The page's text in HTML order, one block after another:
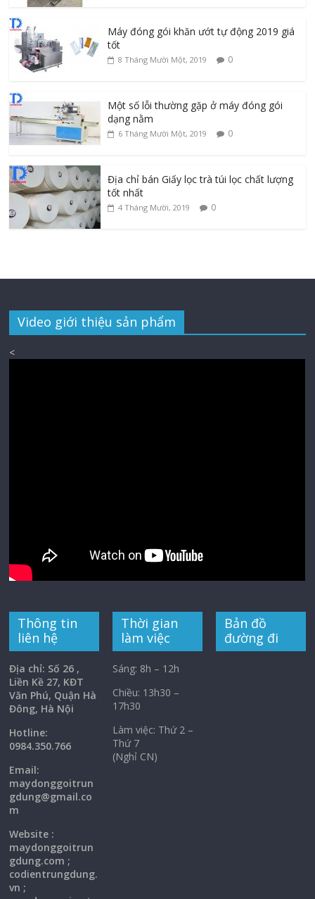
Máy đóng gói khăn ướt tự động 2019 giá
tốt
8 Tháng Mười Một, 2019 0
Một số lỗi thường gặp ở máy đóng gói
dạng nằm
6 Tháng Mười Một, 2019 0
Địa chỉ bán Giấy lọc trà túi lọc chất lượng
tốt nhất
4 Tháng Mười, 2019 0
Video giới thiệu sản phẩm
<
Thông tin
liên hệ
Địa chỉ: Số 26 ,
Liền Kề 27, KĐT
Văn Phú, Quận Hà
Đông, Hà Nội
Hotline:
0984.350.766
Email:
maydonggoitrun
gdung@gmail.co
m
Website :
maydonggoitrun
gdung.com ;
codientrungdung.
vn ;
Thời gian
làm việc
Sáng: 8h – 12h
Chiều: 13h30 –
17h30
Làm việc: Thứ 2 –
Thứ 7
(Nghỉ CN)
Bản đồ
đường đi